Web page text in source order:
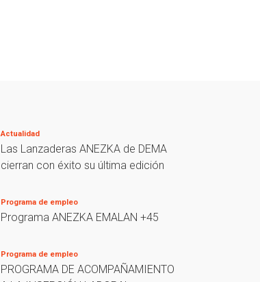
Actualidad
Las Lanzaderas ANEZKA de DEMA
cierran con éxito su última edición
Programa de empleo
Programa ANEZKA EMALAN +45
Programa de empleo
PROGRAMA DE ACOMPAÑAMIENTO